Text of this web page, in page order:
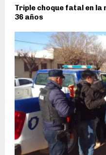
Triple choque fatal en la
36 años